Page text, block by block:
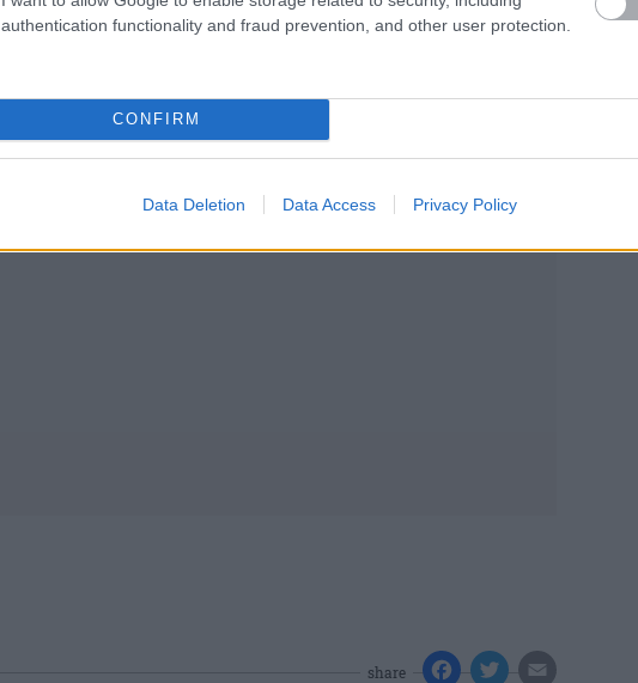
authentication functionality and fraud prevention, and other user protection.
CONFIRM
Data Deletion Data Access Privacy Policy
share